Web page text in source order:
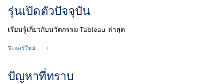
รุ่นเปิดตัวปัจจุบัน
เรียนรู้เกี่ยวกับนวัตกรรม Tableau ล่าสุด
ฟีเจอร์ใหม่
ปัญหาที่ทราบ